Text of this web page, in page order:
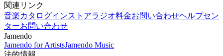
関連リンク
音楽カタログインストアラジオ料金お問い合わせヘルプセン
ターお問い合わせ
Jamendo
Jamendo for ArtistsJamendo Music
法的情報